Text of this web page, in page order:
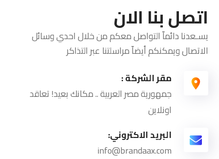
اتصل بنا الان
يسـعدنا دائماّ التواصل معكم من خلال احدي وسائل
الاتصال ويمكنكم أيضاّ مراسلتنا عبر التذاكر
مقر الشركة :
جمهورية مصر العربية .. مكانك بعيد! تعاقد
اونلاين
البريد الاكتروني:
info@brandaax.com